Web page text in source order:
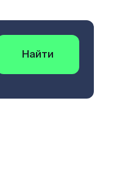
Найти